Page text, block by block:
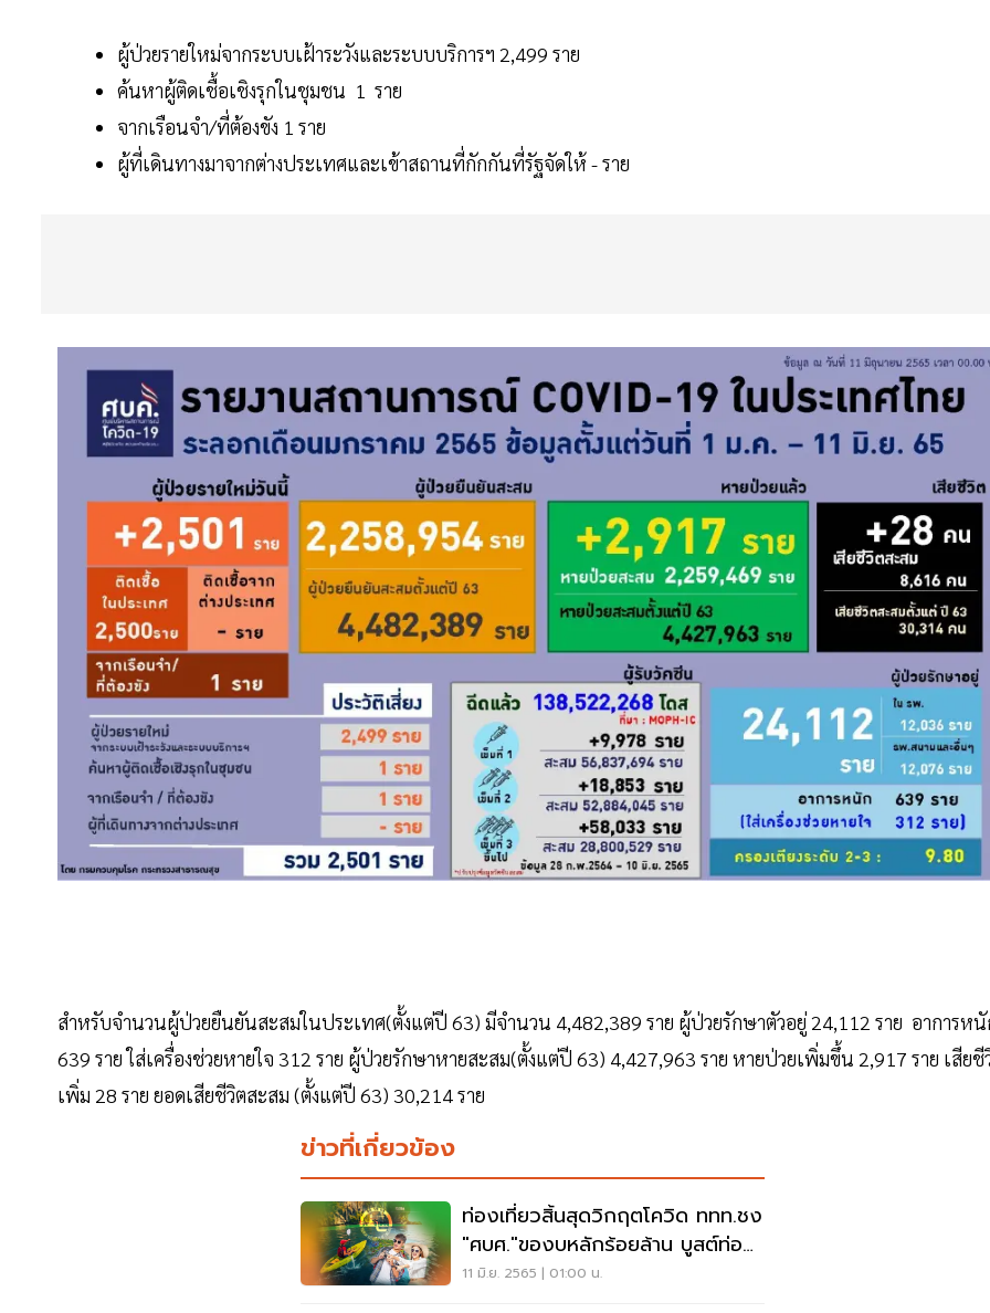
ผู้ป่วยรายใหม่จากระบบเฝ้าระวังและระบบบริการฯ 2,499 ราย
ค้นหาผู้ติดเชื้อเชิงรุกในชุมชน 1 ราย
จากเรือนจำ/ที่ต้องขัง 1 ราย
ผู้ที่เดินทางมาจากต่างประเทศและเข้าสถานที่กักกันที่รัฐจัดให้ - ราย
สำหรับจำนวนผู้ป่วยยืนยันสะสมในประเทศ(ตั้งแต่ปี 63) มีจำนวน 4,482,389 ราย ผู้ป่วยรักษาตัวอยู่ 24,112 ราย อาการห
639 ราย ใส่เครื่องช่วยหายใจ 312 ราย ผู้ป่วยรักษาหายสะสม(ตั้งแต่ปี 63) 4,427,963 ราย หายป่วยเพิ่มขึ้น 2,917 ราย เสียชี
เพิ่ม 28 ราย ยอดเสียชีวิตสะสม (ตั้งแต่ปี 63) 30,214 ราย
ข่าวที่เกี่ยวข้อง
ท่องเที่ยวสิ้นสุดวิกฤตโควิด ททท.ชง
"ศบศ."ของบหลักร้อยล้าน บูสต์ท่อง
เที่ยว
11 มิ.ย. 2565 | 01:00 น.